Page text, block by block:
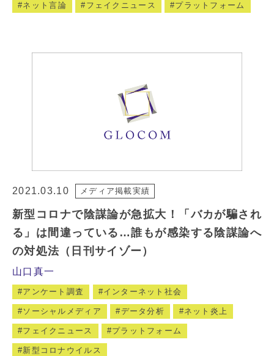
ネット言論 フェイクニュース プラットフォーム
2021.03.10 メディア掲載実績
新型コロナで陰謀論が急拡大！「バカが騙され
る」は間違っている…誰もが感染する陰謀論へ
の対処法（日刊サイゾー）
山口真一
アンケート調査 インターネット社会
ソーシャルメディア データ分析 ネット炎上
フェイクニュース プラットフォーム
新型コロナウイルス